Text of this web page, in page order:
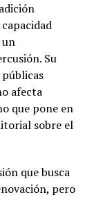
Su
afecta
que pone en
sobre el
que busca
pero